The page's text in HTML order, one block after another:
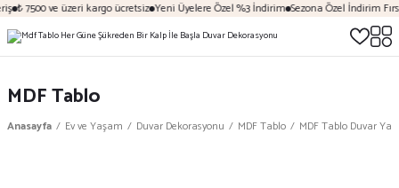
₺ 7500 ve üzeri kargo ücretsiz Yeni Üyelere Özel %3 İndirim Sezona Özel İndirim
MDF Tablo
Anasayfa Ev ve Yaşam Duvar Dekorasyonu MDF Tablo MDF Tablo Duvar